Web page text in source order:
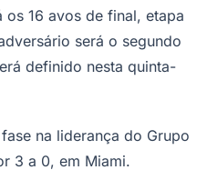
16 avos de final, etapa
será o segundo
definido nesta quinta-
na liderança do Grupo
3 a 0, em Miami.